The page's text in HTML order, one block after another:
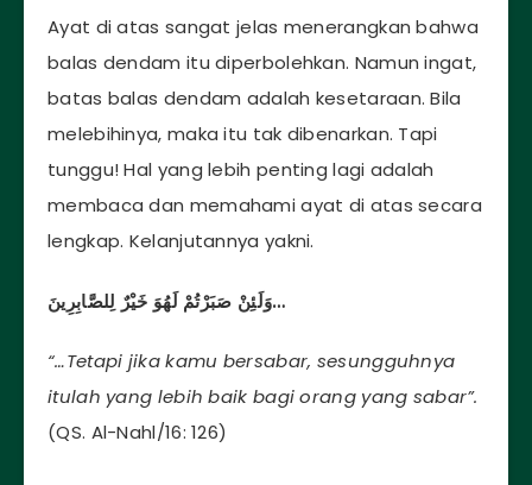
Ayat di atas sangat jelas menerangkan bahwa
balas dendam itu diperbolehkan. Namun ingat,
batas balas dendam adalah kesetaraan. Bila
melebihinya, maka itu tak dibenarkan. Tapi
tunggu! Hal yang lebih penting lagi adalah
membaca dan memahami ayat di atas secara
lengkap. Kelanjutannya yakni.
وَلَئِنْ صَبَرْتُمْ لَهُوَ خَيْرٌ لِلصَّابِرِينَ…
“…Tetapi jika kamu bersabar, sesungguhnya
itulah yang lebih baik bagi orang yang sabar”.
(QS. Al-Nahl/16: 126)